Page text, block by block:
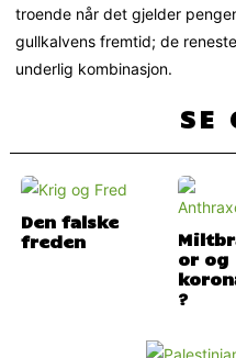
troende når det gjelder
gullkalvens fremtid; de
underlig kombinasjon.
SE
Den falske
freden
or og
?